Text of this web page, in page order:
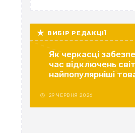
ВИБІР РЕДАКЦІЇ
Як черкасці
час відключень
найпопулярніші
29 ЧЕРВНЯ 2026